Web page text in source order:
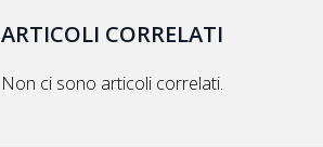
ARTICOLI CORRELATI
Non ci sono articoli correlati.